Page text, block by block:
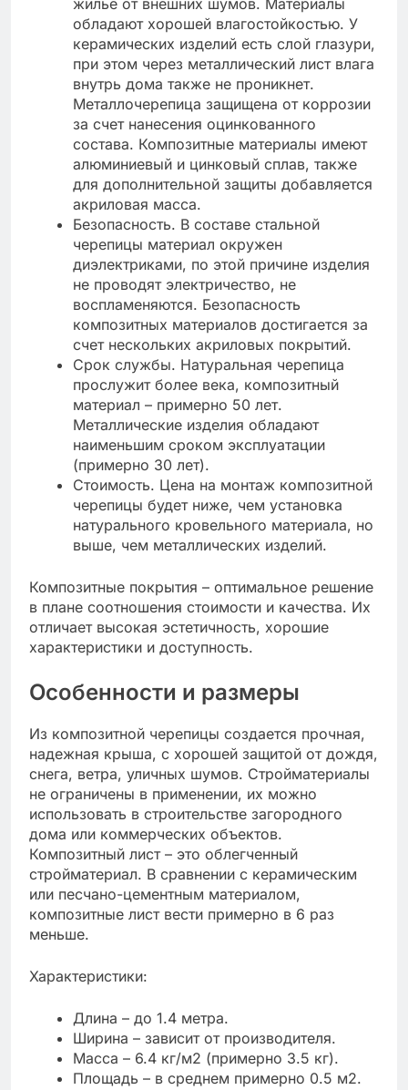
обладают хорошей влагостойкостью. У
керамических изделий есть слой глазури,
при этом через металлический лист влага
внутрь дома также не проникнет.
Металлочерепица защищена от коррозии
за счет нанесения оцинкованного
состава. Композитные материалы имеют
алюминиевый и цинковый сплав, также
для дополнительной защиты добавляется
акриловая масса.
Безопасность. В составе стальной
черепицы материал окружен
диэлектриками, по этой причине изделия
не проводят электричество, не
воспламеняются. Безопасность
композитных материалов достигается за
счет нескольких акриловых покрытий.
Срок службы. Натуральная черепица
прослужит более века, композитный
материал – примерно 50 лет.
Металлические изделия обладают
наименьшим сроком эксплуатации
(примерно 30 лет).
Стоимость. Цена на монтаж композитной
черепицы будет ниже, чем установка
натурального кровельного материала, но
выше, чем металлических изделий.
Композитные покрытия – оптимальное решение
в плане соотношения стоимости и качества. Их
отличает высокая эстетичность, хорошие
характеристики и доступность.
Особенности и размеры
Из композитной черепицы создается прочная,
надежная крыша, с хорошей защитой от дождя,
снега, ветра, уличных шумов. Стройматериалы
не ограничены в применении, их можно
использовать в строительстве загородного
дома или коммерческих объектов.
Композитный лист – это облегченный
стройматериал. В сравнении с керамическим
или песчано-цементным материалом,
композитные лист вести примерно в 6 раз
меньше.
Характеристики:
Длина – до 1.4 метра.
Ширина – зависит от производителя.
Масса – 6.4 кг/м2 (примерно 3.5 кг).
Площадь – в среднем примерно 0.5 м2.